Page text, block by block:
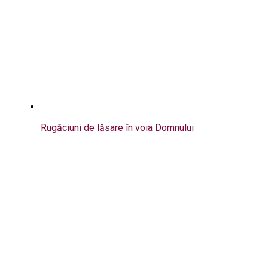
Rugăciuni de lăsare în voia Domnului